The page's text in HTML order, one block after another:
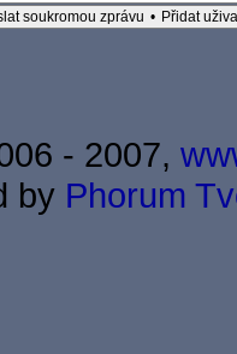
soukromou zprávu • Přidat
- 2007,
by Phorum